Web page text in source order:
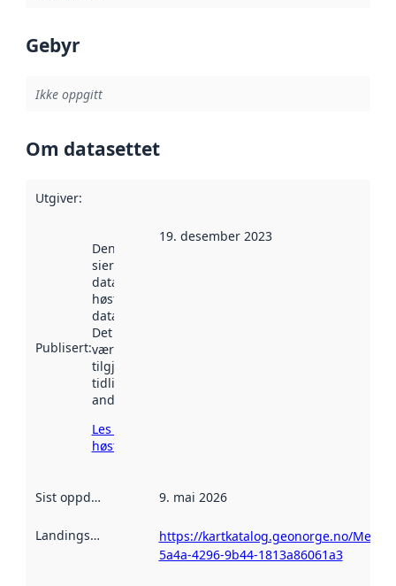
Gebyr
Ikke oppgitt
Om datasettet
Utgiver:
Publisert:
Denne datoen
sier når
datasettet ble
høstet av
data.norge.no.
Det kan ha
vært
tilgjengelig
tidligere
andre steder.
Les mer om
høsting her
19. desember 2023
Sist oppdatert 9. mai 2026
Landingsside
https://kartkatalog.geonorge.no/
5a4a-4296-9b44-1813a86061a3